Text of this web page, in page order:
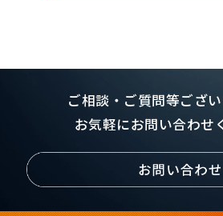
ご相談・ご質問等ござい
お気軽にお問い合わせ